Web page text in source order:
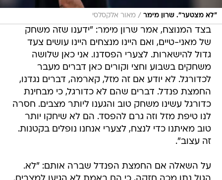
בצד המנוצח, אמר שרון מימר: "ידענו שזה משחק
של מאני-טיים, ואם היינו מנצחים היינו עושים צעד
גדול להישארות. לצערי הפסדנו. אני כאן שלושה
משחקים בשבוע וחצי וקורים כאן דברים מעבר
לכדורגל. לא יודע אם זה מזל, קארמה, דברים נגדנו,
החמצת פנדל. דברים שהם לא כדורגל, כי מבחינת
כדורגל עשינו משחק טוב והגענו ליותר מצבים. חסרה
לנו טיפת מזל וזה גרם להפסד. הם לא שיחקו יותר
טוב מאיתנו כדי לנצח, לצערי אנחנו נופלים בקטנות.
זה עצוב".
על השאלה אם החמצת הפנדל שברה אותם: "לא.
השוער שלנו לא זינק ולא הציל מצבים, היינו במשחק